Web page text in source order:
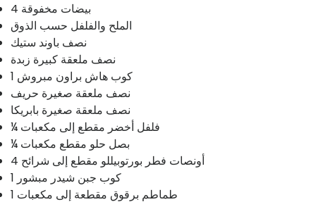
4 بيضات مخفوقة
الملح والفلفل حسب الذوق
نصف باوند ستيك
نصف ملعقة كبيرة زبدة
1 كوب هاش براون مبروش
نصف ملعقة صغيرة حريف
نصف ملعقة صغيرة بابريكا
¼ فلفل أخضر مقطع إلى مكعبات
¼ بصل حلو مقطع مكعبات
4 أونصات فطر بورتوبيللو مقطع إلى شرائح
1 كوب جبن شيدر مبشور
1 طماطم برقوق مقطعة إلى مكعبات